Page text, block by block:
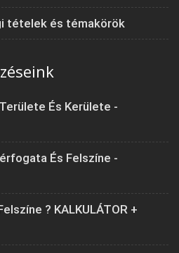
tételek és témakörök
És Kerülete -
És Felszíne -
? KALKULÁTOR +